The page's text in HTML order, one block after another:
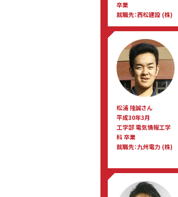
卒業
就職先：西松建設 (株)
松浦 隆誠さん
平成30年3月
工学部 電気情報工学
科 卒業
就職先：九州電力 (株)